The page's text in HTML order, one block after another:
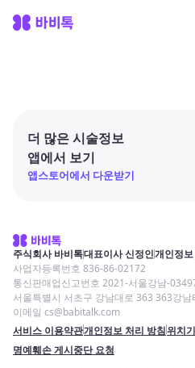
더 많은 시술정보
앱에서 보기
앱스토어에서 다운받기
주식회사 바비톡대표이사 신정인개인정
사업자등록번호 836-86-02172
통신판매업신고번호 2021-서울강남-
서울특별시 서초구 강남대로 363 363강남
이메일 cs@babitalk.com
서비스 이용약관개인정보 처리 방침위치
명예훼손 게시중단 요청